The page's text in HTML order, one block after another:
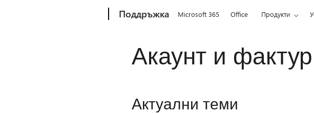
Поддръжка Microsoft 365 Office Продукти
Акаунт и
Актуални теми